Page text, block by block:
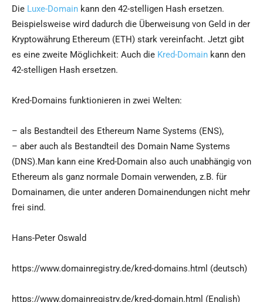
Die Luxe-Domain kann den 42-stelligen Hash ersetzen.
Beispielsweise wird dadurch die Überweisung von Geld in der
Kryptowährung Ethereum (ETH) stark vereinfacht. Jetzt gibt
es eine zweite Möglichkeit: Auch die Kred-Domain kann den
42-stelligen Hash ersetzen.
Kred-Domains funktionieren in zwei Welten:
– als Bestandteil des Ethereum Name Systems (ENS),
– aber auch als Bestandteil des Domain Name Systems
(DNS).Man kann eine Kred-Domain also auch unabhängig von
Ethereum als ganz normale Domain verwenden, z.B. für
Domainamen, die unter anderen Domainendungen nicht mehr
frei sind.
Hans-Peter Oswald
https://www.domainregistry.de/kred-domains.html (deutsch)
https://www.domainregistry.de/kred-domain.html (English)